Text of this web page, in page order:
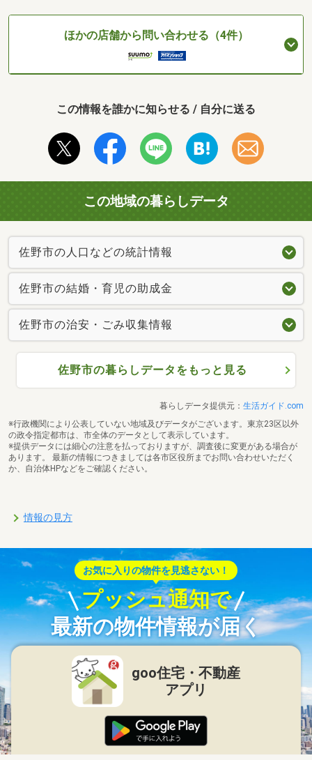
ほかの店舗から問い合わせる（4件）
この情報を誰かに知らせる / 自分に送る
この地域の暮らしデータ
佐野市の人口などの統計情報
佐野市の結婚・育児の助成金
佐野市の治安・ごみ収集情報
佐野市の暮らしデータをもっと見る
暮らしデータ提供元： 生活ガイド.com
※行政機関により公表していない地域及びデータがございます。東京23区以外
の政令指定都市は、市全体のデータとして表示しています。
※提供データには細心の注意を払っておりますが、調査後に変更がある場合が
あります。 最新の情報につきましては各市区役所までお問い合わせいただく
か、自治体HPなどをご確認ください。
情報の見方
お気に入りの物件を見逃さない！
プッシュ通知で
最新の物件情報が届く
goo住宅・不動産
アプリ